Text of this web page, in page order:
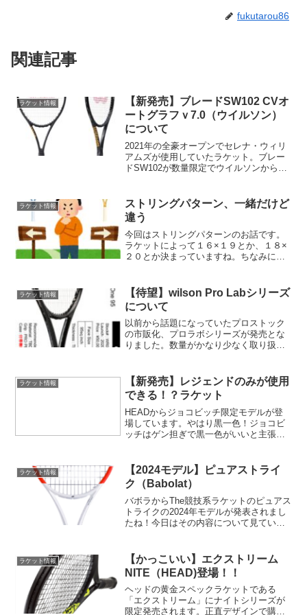
fukutarou86
関連記事
ラケット情報
【新発売】ブレードSW102 CVオ
ートグラフｖ7.0（ウイルソン）
について
2021年の全豪オープンでセレナ・ウィリ
アムズが使用していたラケット。ブレー
ドSW102が数量限定でウイルソンから発
かない面白いモデルとなっています。
ラケット情報
ストリングパターン、一緒だけど
違う
今回はストリングパターンのお話です。
ラケットによって１６×１９とか、１８×
２０とか決まっていますね。ちなみに、
ーンは「縦（メイン）」×「横（クロ
ス）」の本数で記載します...
ラケット情報
【待望】wilson Pro Labシリーズ
について
以前から話題になっていたプロストック
の市販化、プロラボシリーズが発売とな
りました。数量がかなり少なく取り扱い
ではないでしょうか！？
ラケット情報
【新発売】レジェンドのみが使用
できる！？ラケット
HEADからジョコビッチ限定モデルが登
場しています。やはり黒一色！ジョコビ
ッチはゲン担ぎで黒一色がいいと主張し
ラーもでしたが、やはりＴＯＰオブＴＯ
Ｐになるとメーカーも個別対応するんで
すねｗ
ラケット情報
【2024モデル】ピュアストライ
ク（Babolat）
バボラからThe競技系ラケットのピュアス
トライクの2024年モデルが発表されまし
たね！今日はその内容について見ていき
ラケット情報
【かっこいい】エクストリーム
NITE（HEAD)登場！！
ヘッドの黄金スペックラケットである
「エクストリーム」にナイトシリーズが
限定発売されます。正直デザインで購入